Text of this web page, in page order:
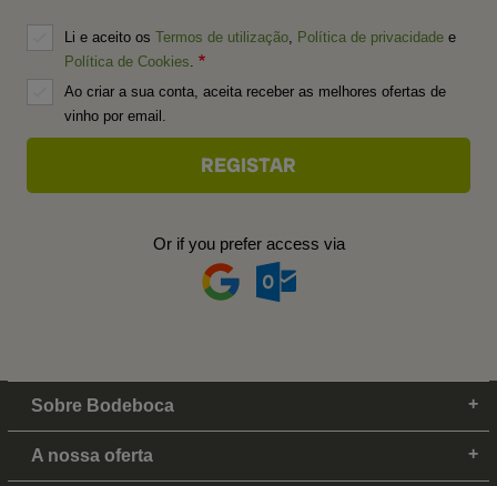
Li e aceito os Termos de utilização Política de privacidade e
Política de Cookies
Ao criar a sua conta, aceita receber as melhores ofertas de
vinho por email.
Or if you prefer access via
Sobre Bodeboca
A nossa oferta